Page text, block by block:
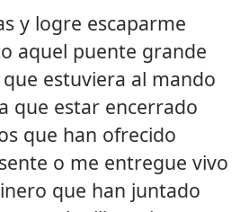
y logre escaparme
aquel puente grande
estuviera al mando
que estar encerrado
que han ofrecido
o me entregue vivo
que han juntado